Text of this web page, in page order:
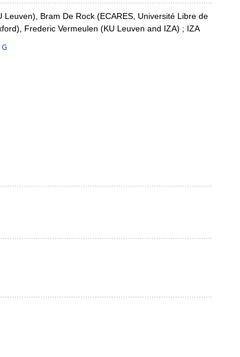
Bram De Rock (ECARES, Université Libre de
Frederic Vermeulen (KU Leuven and IZA) ; IZA